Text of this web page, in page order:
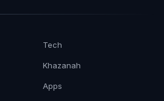
Tech
Khazanah
Apps